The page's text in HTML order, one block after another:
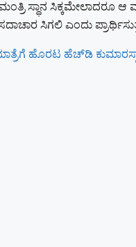
ಸ್ಥಾನ ಸಿಕ್ಕಮೇಲಾದರೂ ಆ
ಸಿಗಲಿ ಎಂದು
ಹೊರಟ ಹೆಚ್​ಡಿ